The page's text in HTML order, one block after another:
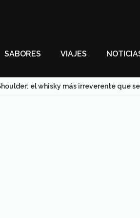
SABORES VIAJES
el whisky más irreverente que